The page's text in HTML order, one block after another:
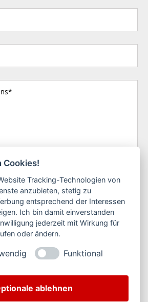
zur Kenntnis
zu, dass meine Angaben
meiner Anfrage
Cookies!
Tracking-Technologien von
anzubieten, stetig zu
entsprechend der Interessen
Ich bin damit einverstanden
jederzeit mit Wirkung für
oder ändern.
Funktional
ablehnen